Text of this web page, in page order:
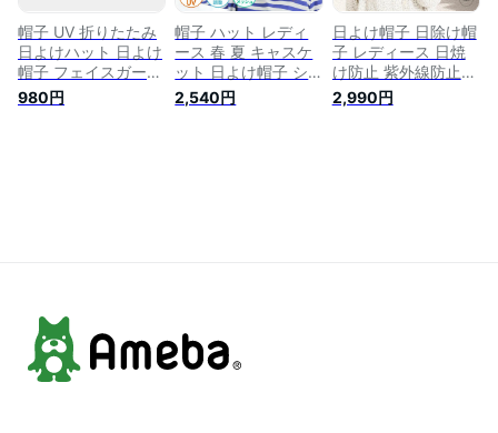
帽子 UV 折りたたみ
日よけハット 日よけ
帽子 フェイスガード
バケットハット ハッ
ト 紫外線防止 UVカ
980円
帽子 ハット レディ
ース 春 夏 キャスケ
ット 日よけ帽子 シ
ンプル 可愛い 大人
カジュアル おしゃれ
2,540円
日よけ帽子 日除け帽
子 レディース 日焼
け防止 紫外線防止グ
ッズ おしゃれ 軽い
ハット 帽子 ハット
2,990円